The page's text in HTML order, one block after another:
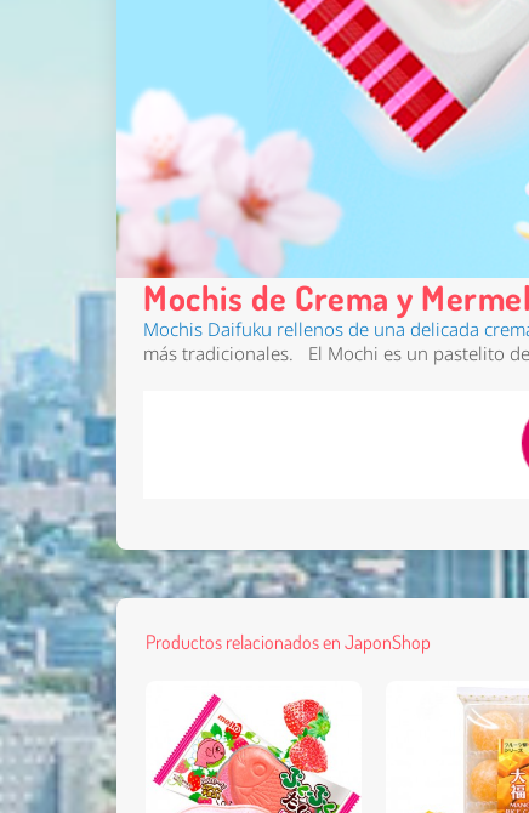
Mochis de Crema y
Mochis Daifuku rellenos de una delicada
más tradicionales. El Mochi es un pastelito
Productos relacionados en JaponShop